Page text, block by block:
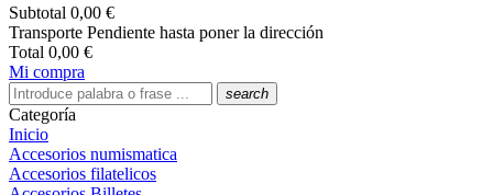
Subtotal 0,00 €
Transporte Pendiente hasta poner la dirección
Total 0,00 €
Mi compra
search
Categoría
Inicio
Accesorios numismatica
Accesorios filatelicos